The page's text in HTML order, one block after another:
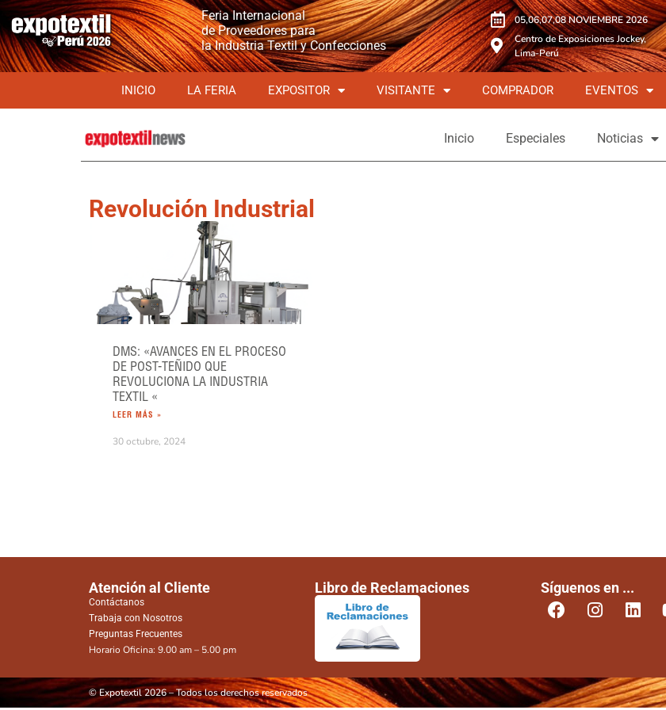
Feria Internacional
de Proveedores para
la Industria Textil y Confecciones
05,06,07,08 NOVIEMBRE 2026
Centro de Exposiciones Jockey,
Lima-Perú
INICIO LA FERIA EXPOSITOR VISITANTE COMPRADOR EVENTOS
Inicio Especiales Noticias
Revolución Industrial
DMS: «AVANCES EN EL PROCESO
DE POST-TEÑIDO QUE
REVOLUCIONA LA INDUSTRIA
TEXTIL «
LEER MÁS »
30 octubre, 2024
Atención al Cliente
Contáctanos
Trabaja con Nosotros
Preguntas Frecuentes
Horario Oficina: 9.00 am – 5.00 pm
Libro de Reclamaciones Síguenos en ...
© Expotextil 2026 – Todos los derechos reservados